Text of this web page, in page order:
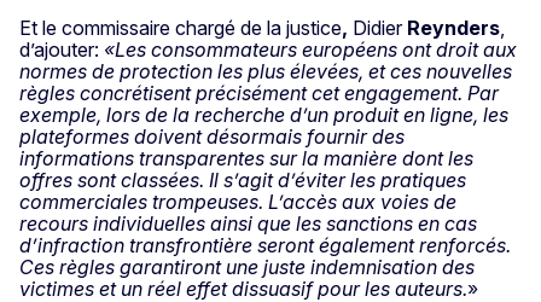
Et le commissaire chargé de la justice, DidierReynders
d’ajouter: «Les consommateurs européens ont droit aux
normes de protection les plus élevées, et ces nouvelles
règles concrétisent précisément cet engagement. Par
exemple, lors de la recherche d’un produit en ligne, les
plateformes doivent désormais fournir des
informations transparentes sur la manière dont les
offres sont classées. Il s’agit d’éviter les pratiques
commerciales trompeuses. L’accès aux voies de
recours individuelles ainsi que les sanctions en cas
d’infraction transfrontière seront également renforcés.
Ces règles garantiront une juste indemnisation des
victimes et un réel effet dissuasif pour les auteurs.»